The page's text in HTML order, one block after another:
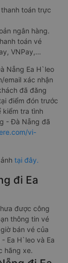
toán trực
ngân hàng.
toán vé
VNPay,…
Nẵng Ea H`leo
email xác nhận
đã đăng
điểm đón trước
kiểm tra tình
- Đà Nẵng đã
vi-
tại đây.
đi Ea
được công
thông tin vé
bán vé của
Ea H`leo và Ea
hãng xe.